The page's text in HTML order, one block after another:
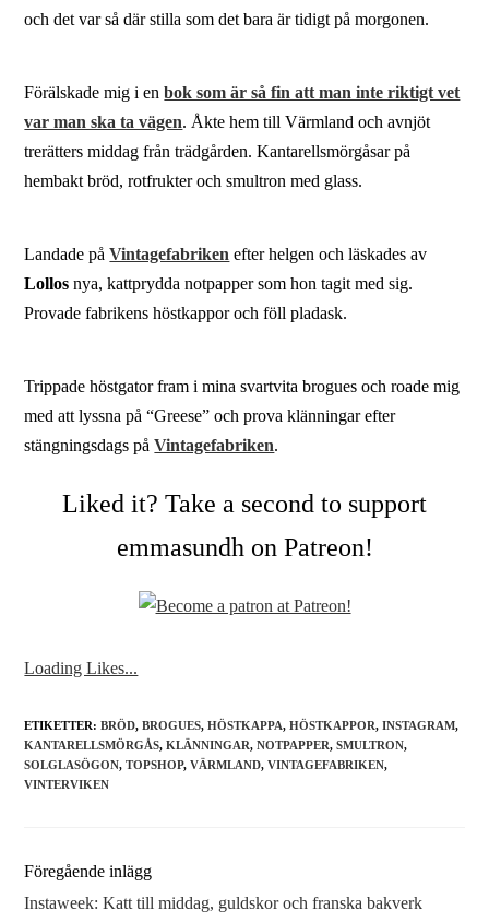
och det var så där stilla som det bara är tidigt på morgonen.
Förälskade mig i enbok som är så fin att man inte riktigt vet
var man ska ta vägen. Åkte hem till Värmland och avnjöt
trerätters middag från trädgården. Kantarellsmörgåsar på
hembakt bröd, rotfrukter och smultron med glass.
Landade påVintagefabriken efter helgen och läskades av
Lollos nya, kattprydda notpapper som hon tagit med sig.
Provade fabrikens höstkappor och föll pladask.
Trippade höstgator fram i mina svartvita brogues och roade mig
med att lyssna på “Greese” och prova klänningar efter
stängningsdags påVintagefabriken.
Liked it? Take a second to support
emmasundh on Patreon!
Loading Likes...
ETIKETTER:BRÖD, BROGUES, HÖSTKAPPA, HÖSTKAPPOR, INSTAGRAM,
KANTARELLSMÖRGÅS, KLÄNNINGAR, NOTPAPPER, SMULTRON,
SOLGLASÖGON, TOPSHOP, VÄRMLAND, VINTAGEFABRIKEN,
VINTERVIKEN
Läs
artiklar
Föregående inlägg
Instaweek: Katt till middag, guldskor och franska bakverk